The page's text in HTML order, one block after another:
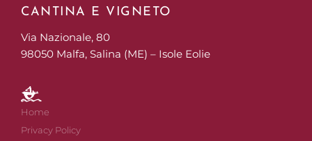
CANTINA E VIGNETO
Via Nazionale, 80
98050 Malfa, Salina (ME) – Isole Eolie
Home
Privacy Policy